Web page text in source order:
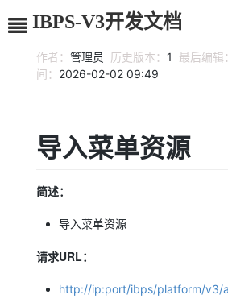
IBPS-V3开发文档
作者： 管理员 历史版本： 1 最后编辑：
间： 2026-02-02 09:49
导入菜单资源
简述：
导入菜单资源
请求URL：
http://ip:port/ibps/platform/v3/